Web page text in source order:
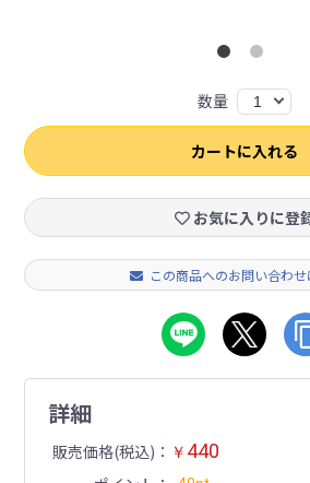
数量 1
カートに入れる
お気に入りに登
この商品へのお問い合わせ
詳細
販売価格(税込) ￥ 440